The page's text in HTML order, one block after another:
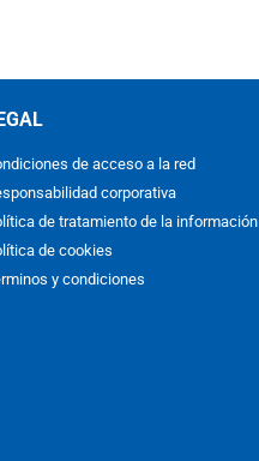
de acceso a la red
corporativa
de tratamiento de la información
de cookies
y condiciones